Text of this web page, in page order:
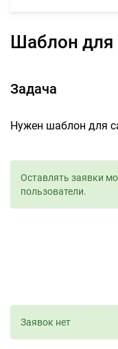
Шаблон
Задача
Нужен шаблон для
Оставлять заявки
пользователи.
Заявок нет